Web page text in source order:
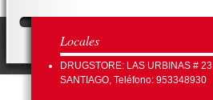
Locales
DRUGSTORE: LAS URBINAS #
SANTIAGO, Teléfono: 953348930